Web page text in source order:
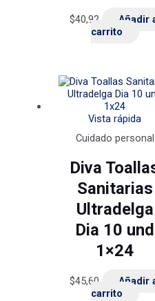
$40,92
Añadir
carrito
Vista rápida
Cuidado personal
Diva
Sanitarias
Ultradelga
Dia 10 und
1×24
$45,60
Añadir
carrito